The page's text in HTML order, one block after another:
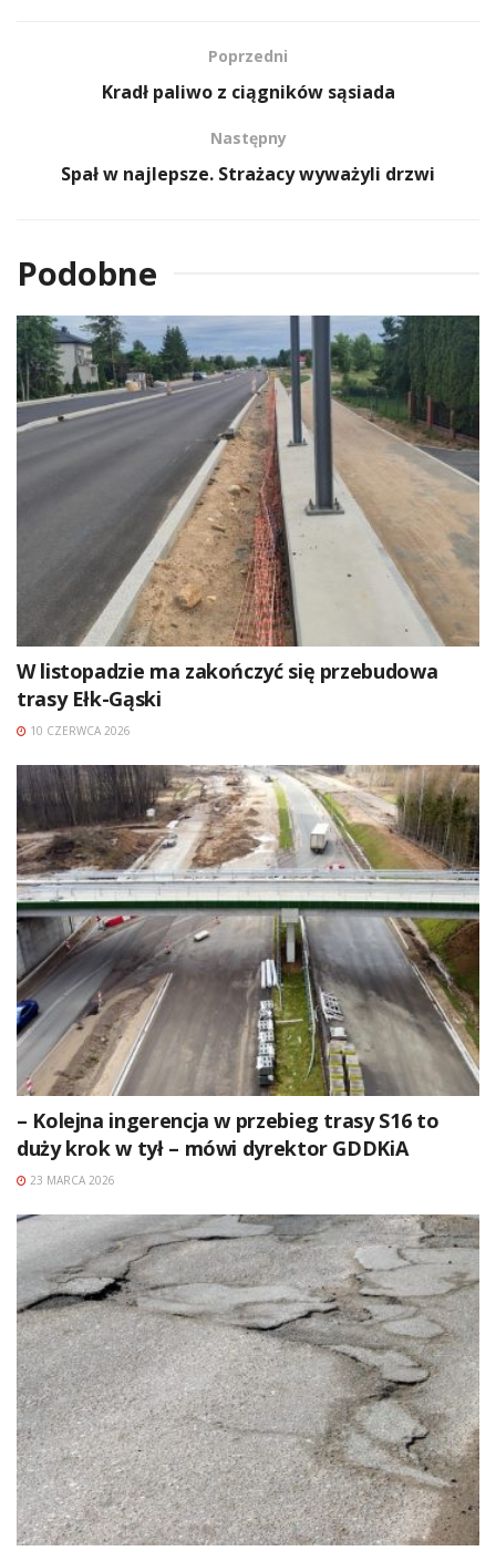
Poprzedni
Kradł paliwo z ciągników sąsiada
Następny
Spał w najlepsze. Strażacy wyważyli drzwi
Podobne
W listopadzie ma zakończyć się przebudowa
trasy Ełk-Gąski
10 CZERWCA 2026
– Kolejna ingerencja w przebieg trasy S16 to
duży krok w tył – mówi dyrektor GDDKiA
23 MARCA 2026